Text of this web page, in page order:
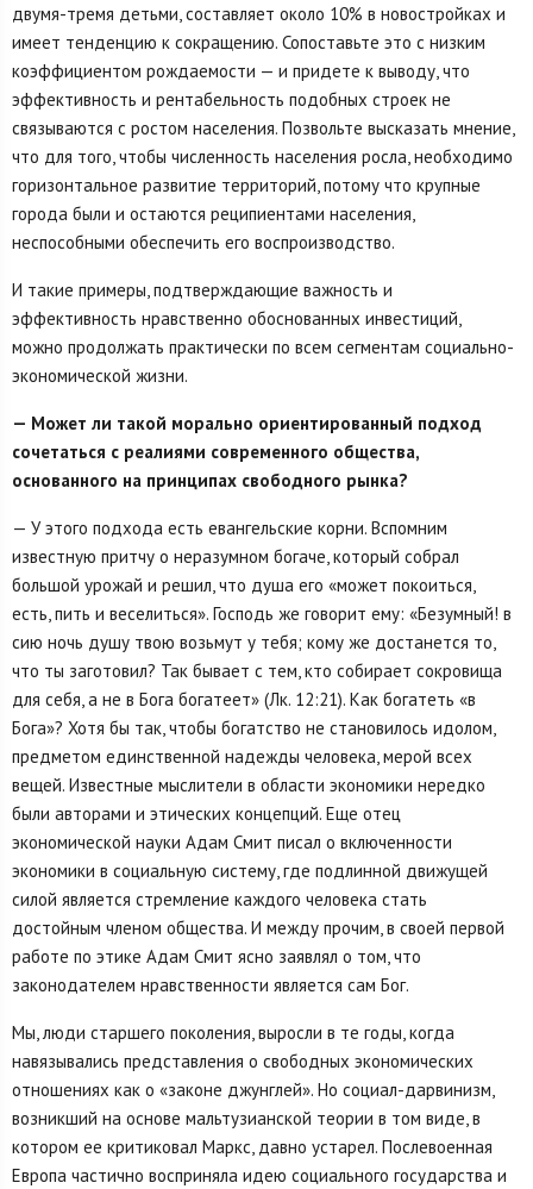
двумя-тремя детьми, составляет около 10% в новостройках и
имеет тенденцию к сокращению. Сопоставьте это с низким
коэффициентом рождаемости — и придете к выводу, что
эффективность и рентабельность подобных строек не
связываются с ростом населения. Позвольте высказать мнение,
что для того, чтобы численность населения росла, необходимо
горизонтальное развитие территорий, потому что крупные
города были и остаются реципиентами населения,
неспособными обеспечить его воспроизводство.
И такие примеры, подтверждающие важность и
эффективность нравственно обоснованных инвестиций,
можно продолжать практически по всем сегментам социально-
экономической жизни.
— Может ли такой морально ориентированный подход
сочетаться с реалиями современного общества,
основанного на принципах свободного рынка?
— У этого подхода есть евангельские корни. Вспомним
известную притчу о неразумном богаче, который собрал
большой урожай и решил, что душа его «может покоиться,
есть, пить и веселиться». Господь же говорит ему: «Безумный! в
сию ночь душу твою возьмут у тебя; кому же достанется то,
что ты заготовил? Так бывает с тем, кто собирает сокровища
для себя, а не в Бога богатеет» (Лк. 12:21). Как богатеть «в
Бога»? Хотя бы так, чтобы богатство не становилось идолом,
предметом единственной надежды человека, мерой всех
вещей. Известные мыслители в области экономики нередко
были авторами и этических концепций. Еще отец
экономической науки Адам Смит писал о включенности
экономики в социальную систему, где подлинной движущей
силой является стремление каждого человека стать
достойным членом общества. И между прочим, в своей первой
работе по этике Адам Смит ясно заявлял о том, что
законодателем нравственности является сам Бог.
Мы, люди старшего поколения, выросли в те годы, когда
навязывались представления о свободных экономических
отношениях как о «законе джунглей». Но социал-дарвинизм,
возникший на основе мальтузианской теории в том виде, в
котором ее критиковал Маркс, давно устарел. Послевоенная
Европа частично восприняла идею социального государства и